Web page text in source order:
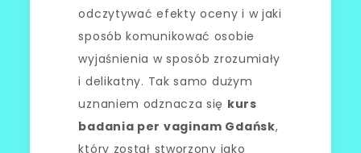
odczytywać efekty oceny i w jaki
sposób komunikować osobie
wyjaśnienia w sposób zrozumiały
i delikatny. Tak samo dużym
uznaniem odznacza się kurs
badania per vaginam Gdańsk,
który został stworzony jako